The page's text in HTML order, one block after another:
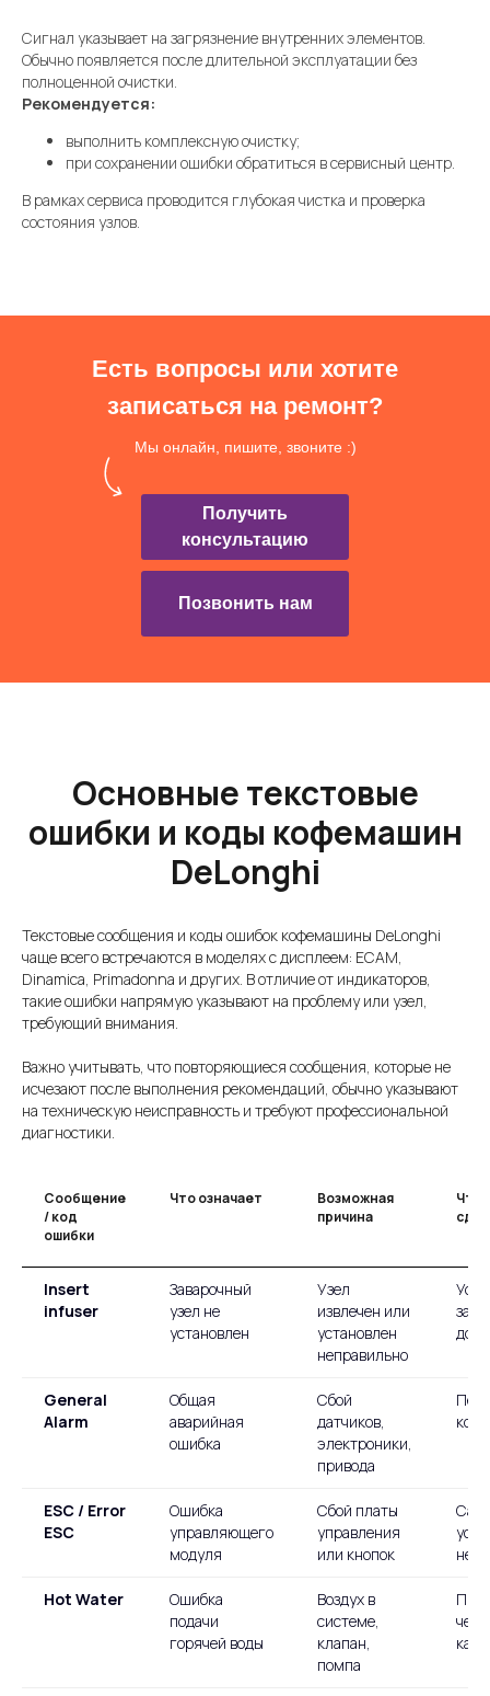
Сигнал указывает на загрязнение внутренних элементов.
Обычно появляется после длительной эксплуатации без
полноценной очистки.
Рекомендуется:
выполнить комплексную очистку;
при сохранении ошибки обратиться в сервисный центр.
В рамках сервиса проводится глубокая чистка и проверка
состояния узлов.
Есть вопросы или хотите
записаться на ремонт?
Мы онлайн, пишите, звоните :)
Получить
консультацию
Позвонить нам
Основные текстовые
ошибки и коды кофемашин
DeLonghi
Текстовые сообщения и коды ошибок кофемашины DeLonghi
чаще всего встречаются в моделях с дисплеем: ECAM,
Dinamica, Primadonna и других. В отличие от индикаторов,
такие ошибки напрямую указывают на проблему или узел,
требующий внимания.
Важно учитывать, что повторяющиеся сообщения, которые не
исчезают после выполнения рекомендаций, обычно указывают
на техническую неисправность и требуют профессиональной
диагностики.
Сообщение
/ код
ошибки
Что означает
Возможная
причина
Что
Insert
infuser
Заварочный
узел не
установлен
Узел
извлечен или
установлен
неправильно
до
General
Alarm
Общая
аварийная
ошибка
Сбой
датчиков,
электроники,
привода
ESC / Error
ESC
Ошибка
управляющего
модуля
Сбой платы
управления
или кнопок
Hot Water
Ошибка
подачи
горячей воды
Воздух в
системе,
клапан,
помпа